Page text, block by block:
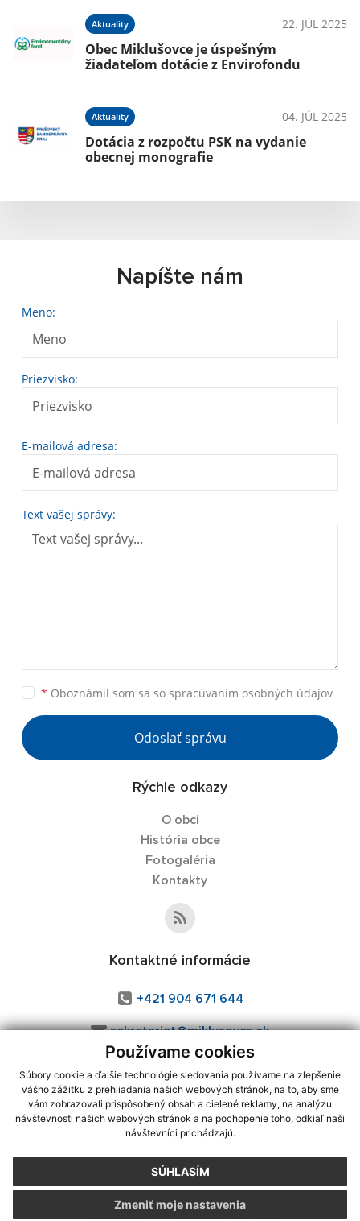
Používame cookies
Súbory cookie a ďalšie technológie sledovania používame na zlepšenie
vášho zážitku z prehliadania našich webových stránok, na to, aby sme
vám zobrazovali prispôsobený obsah a cielené reklamy, na analýzu
návštevnosti našich webových stránok a na pochopenie toho, odkiaľ naši
návštevníci prichádzajú.
SÚHLASÍM
Zmeniť moje nastavenia
Aktuality 22. JÚL 2025
Obec Miklušovce je úspešným
žiadateľom dotácie z Envirofondu
Aktuality 04. JÚL 2025
Dotácia z rozpočtu PSK na vydanie
obecnej monografie
Napíšte nám
Meno:
Priezvisko:
E-mailová adresa:
Text vašej správy:
* Oboznámil som sa so spracúvaním osobných údajov
Odoslať správu
Rýchle odkazy
O obci
História obce
Fotogaléria
Kontakty
Kontaktné informácie
+421 904 671 644
sekretariat@miklusovce.sk
využite možnosť získavania aktuálnych informácií s využitím RSS
CMS systém (redakčný) systém ECHELON 2,Mapa stránok,web portál
webex.digital, s.r.o.,domény,registrácia domény
Posledná aktualizácia:20.07.2026
Vytlačiť stránku|Vyhlásenie o prístupnosti